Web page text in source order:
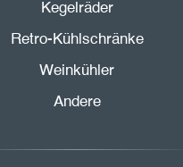
Kegelräder
Retro-Kühlschränke
Weinkühler
Andere